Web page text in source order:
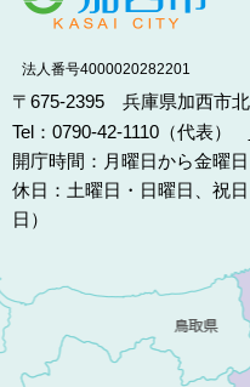
法人番号4000020282201
〒675-2395 兵庫県加西市
Tel：0790-42-1110（代表）
開庁時間：月曜日から金曜
休日：土曜日・日曜日、祝
日）